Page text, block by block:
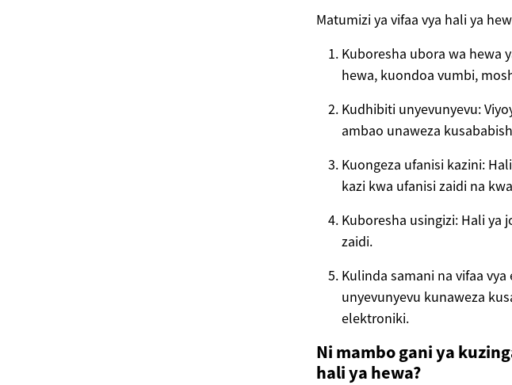
Matumizi ya vifaa vya hali ya
Kuboresha ubora wa hewa
hewa, kuondoa vumbi,
Kudhibiti unyevunyevu:
ambao unaweza
Kuongeza ufanisi kazini:
kazi kwa ufanisi zaidi na
Kuboresha usingizi: Hali ya
zaidi.
Kulinda samani na vifaa
unyevunyevu kunaweza
elektroniki.
Ni mambo gani ya
hali ya hewa?